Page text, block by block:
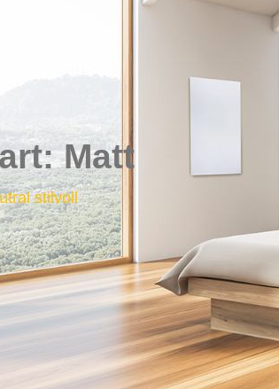
Matt
stilvoll